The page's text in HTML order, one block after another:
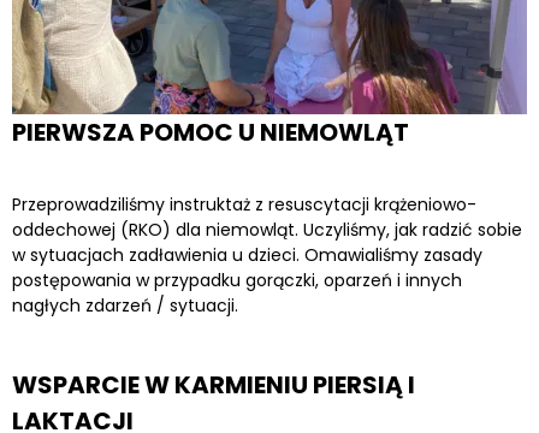
PIERWSZA POMOC U NIEMOWLĄT
Przeprowadziliśmy instruktaż z resuscytacji krążeniowo-
oddechowej (RKO) dla niemowląt. Uczyliśmy, jak radzić sobie
w sytuacjach zadławienia u dzieci. Omawialiśmy zasady
postępowania w przypadku gorączki, oparzeń i innych
nagłych zdarzeń / sytuacji.
WSPARCIE W KARMIENIU PIERSIĄ I
LAKTACJI